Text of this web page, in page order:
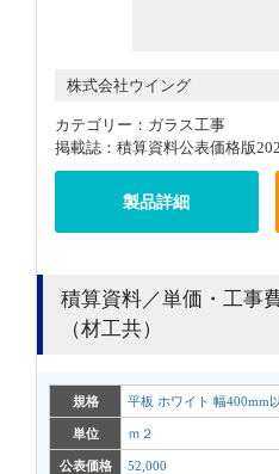
株式会社ウイング
カテゴリー：ガラス工事
掲載誌：積算資料公表価格版
製品詳細
積算資料／単価・工事
（材工共）
規格 平板 ホワイト 幅400mm
単位 ｍ２
公表価格 52,000